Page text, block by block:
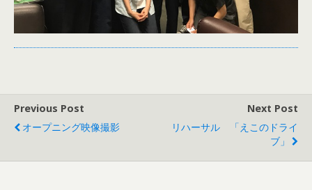
Previous Post
オープニング映像撮影
Next Post
リハーサル 「えこのドライ
ブ」